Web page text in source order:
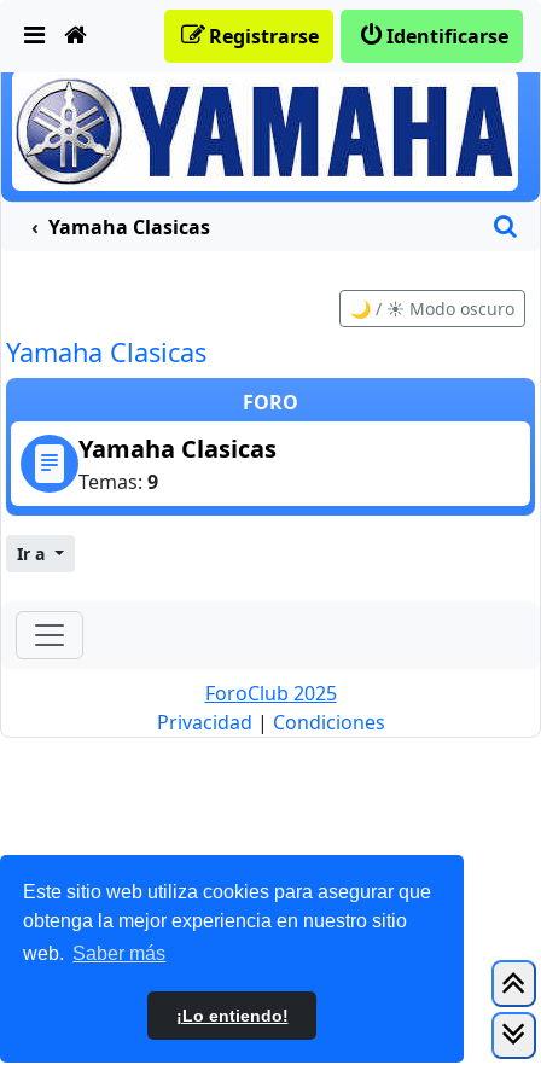
Este sitio web utiliza cookies para asegurar que
obtenga la mejor experiencia en nuestro sitio
web. Saber más
¡Lo entiendo!
Identificarse
Registrarse
Yamaha Clasicas
🌙 / ☀️ Modo oscuro
Yamaha Clasicas
FORO
Yamaha Clasicas
Temas: 9
Ir a
ForoClub 2025
Privacidad | Condiciones